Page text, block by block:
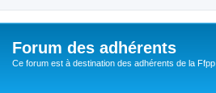
Forum des adhérents
Ce forum est à destination des adhérents de la Ffpp